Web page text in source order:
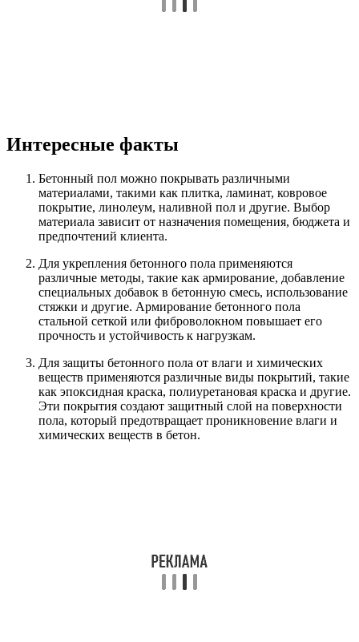
Интересные факты
Бетонный пол можно покрывать различными
материалами, такими как плитка, ламинат, ковровое
покрытие, линолеум, наливной пол и другие. Выбор
материала зависит от назначения помещения, бюджета и
предпочтений клиента.
Для укрепления бетонного пола применяются
различные методы, такие как армирование, добавление
специальных добавок в бетонную смесь, использование
стяжки и другие. Армирование бетонного пола
стальной сеткой или фиброволокном повышает его
прочность и устойчивость к нагрузкам.
Для защиты бетонного пола от влаги и химических
веществ применяются различные виды покрытий, такие
как эпоксидная краска, полиуретановая краска и другие.
Эти покрытия создают защитный слой на поверхности
пола, который предотвращает проникновение влаги и
химических веществ в бетон.